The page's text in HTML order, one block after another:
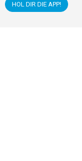
HOL DIR DIE APP!